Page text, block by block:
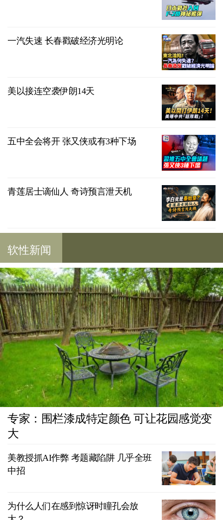
一汽失速 长春戳破经济光明论
美以接连空袭伊朗14天
五中全会将开 张又侠或有3种下场
青莲居士谪仙人 奇诗预言泄天机
软性新闻
专家：围栏漆成特定颜色 可让花园感觉变
大
美教授抓AI作弊 考题藏陷阱 几乎全班
中招
为什么人们在感到惊讶时瞳孔会放